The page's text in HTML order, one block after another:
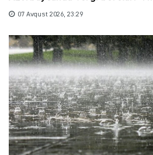
07 Avqust 2026, 23:29